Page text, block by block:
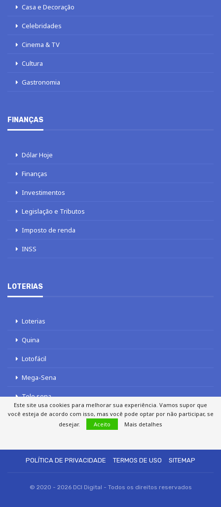
Casa e Decoração
Celebridades
Cinema & TV
Cultura
Gastronomia
FINANÇAS
Dólar Hoje
Finanças
Investimentos
Legislação e Tributos
Imposto de renda
INSS
LOTERIAS
Loterias
Quina
Lotofácil
Mega-Sena
Tele sena
POLÍTICA DE PRIVACIDADE
TERMOS DE USO SITEMAP
© 2020 - 2026 DCI Digital - Todos os direitos reservados
Este site usa cookies para melhorar sua experiência. Vamos supor que
você esteja de acordo com isso, mas você pode optar por não participar, se
desejar.
Aceito Mais detalhes